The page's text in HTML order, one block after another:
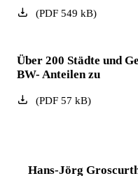
(PDF549 kB)
Über 200 Städte und
BW- Anteilen zu
(PDF57 kB)
Hans-Jörg